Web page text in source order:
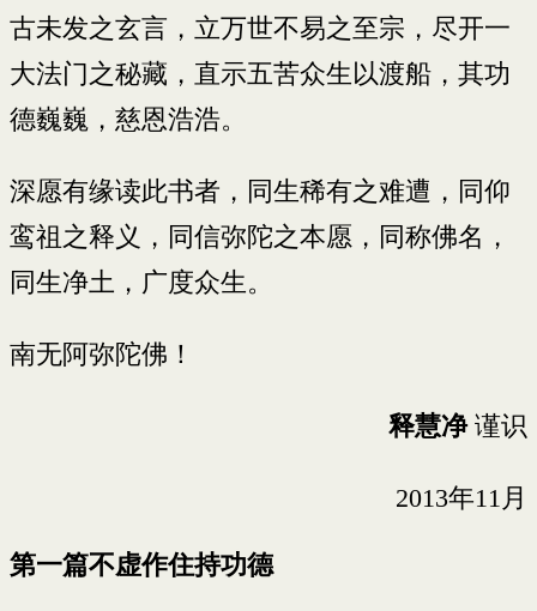
古未发之玄言，立万世不易之至宗，尽开一
大法门之秘藏，直示五苦众生以渡船，其功
德巍巍，慈恩浩浩。
深愿有缘读此书者，同生稀有之难遭，同仰
鸾祖之释义，同信弥陀之本愿，同称佛名，
同生净土，广度众生。
南无阿弥陀佛！
释慧净谨识
2013年11月
第一篇不虚作住持功德